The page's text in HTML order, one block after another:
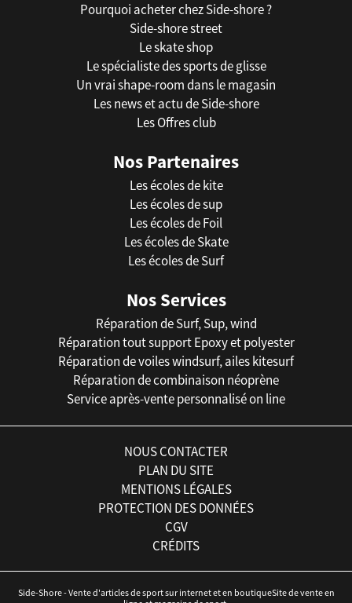
Pourquoi acheter chez Side-shore ?
Side-shore street
Le skate shop
Le spécialiste des sports de glisse
Un vrai shape-room dans le magasin
Les news et actu de Side-shore
Les Offres club
Nos Partenaires
Les écoles de kite
Les écoles de sup
Les écoles de Foil
Les écoles de Skate
Les écoles de Surf
Nos Services
Réparation de Surf, Sup, wind
Réparation tout support Epoxy et polyester
Réparation de voiles windsurf, ailes kitesurf
Réparation de combinaison néoprène
Service après-vente personnalisé on line
NOUS CONTACTER
PLAN DU SITE
MENTIONS LÉGALES
PROTECTION DES DONNÉES
CGV
CRÉDITS
Side-Shore - Vente d'articles de sport sur internet et en boutiqueSite de vente en